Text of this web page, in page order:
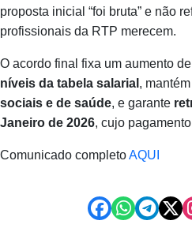
proposta inicial “foi bruta” e não
profissionais da RTP merecem.
O acordo final fixa um aumento de
níveis da tabela salarial , mantém
sociais e de saúde, e garante
Janeiro de 2026, cujo
Comunicado completoAQUI